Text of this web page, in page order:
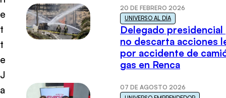
e
t
t
e
J
a
20 DE FEBRERO 2026
UNIVERSO AL DÍA
Delegado presidencial
no descarta acciones
por accidente de
gas en Renca
07 DE AGOSTO 2026